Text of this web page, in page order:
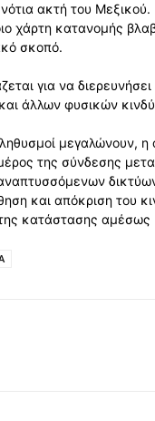
ακτή του
χάρτη κατανομής
σκοπό.
για να
άλλων φυσικών
μεγαλώνουν, η
της σύνδεσης
και απόκριση του
κατάστασης αμέσως